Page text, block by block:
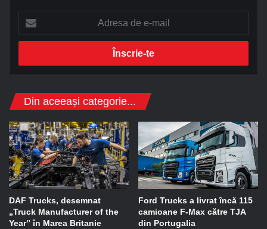
r
s
d
-
m
a
i
l
Din aceeași categorie...
DAF Trucks, desemnat
„Truck Manufacturer of the
Year” în Marea Britanie
Ford Trucks a livrat încă 115
camioane F-Max către TJA
din Portugalia